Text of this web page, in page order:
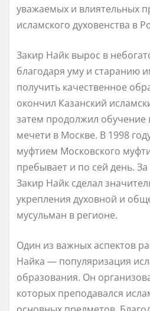
уважаемых и влиятельных
исламского духовенства в
Закир Найк вырос в
благодаря уму и старанию
получить качественное
окончил Казанский
затем продолжил обучение
мечети в Москве. В 1998
муфтием Московского
пребывает и по сей день.
Закир Найк сделал
укрепления духовной и
мусульман в регионе.
Один из важных аспектов
Найка — популяризация
образования. Он
которых преподавался